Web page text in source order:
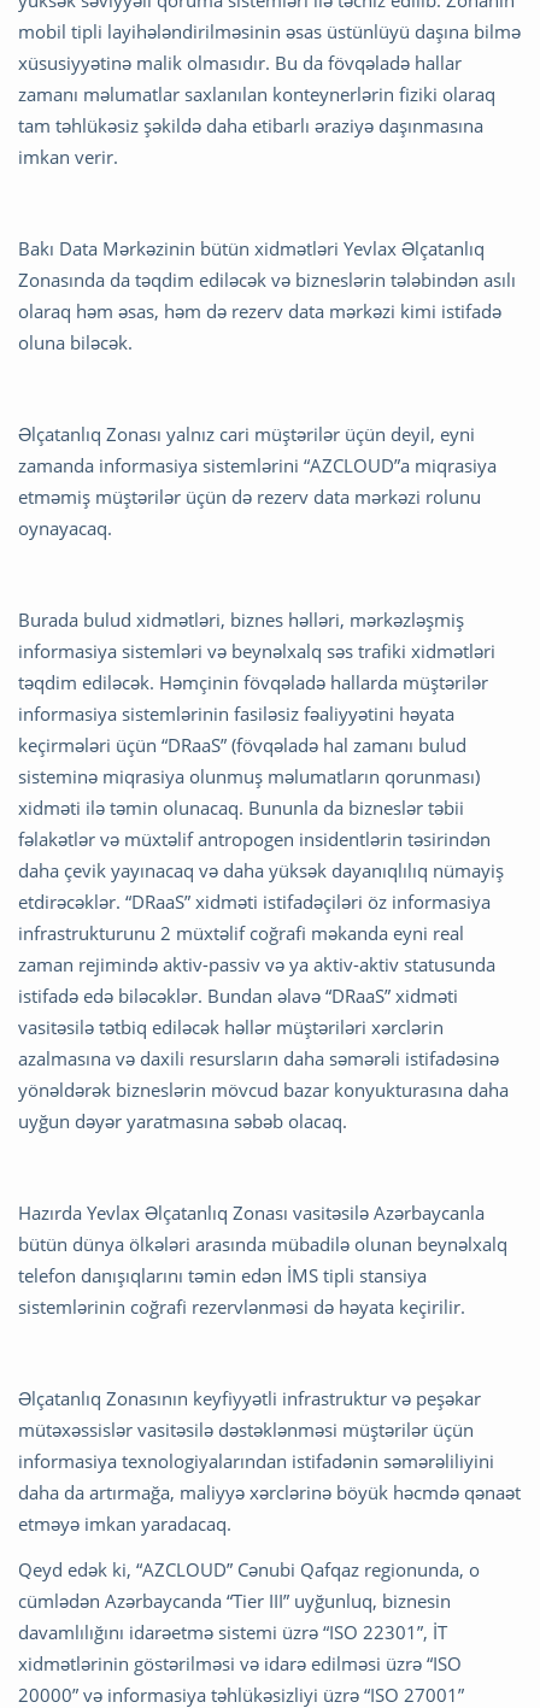
mobil tipli layihələndirilməsinin əsas üstünlüyü daşına bilmə
xüsusiyyətinə malik olmasıdır. Bu da fövqəladə hallar
zamanı məlumatlar saxlanılan konteynerlərin fiziki olaraq
tam təhlükəsiz şəkildə daha etibarlı əraziyə daşınmasına
imkan verir.
Bakı Data Mərkəzinin bütün xidmətləri Yevlax Əlçatanlıq
Zonasında da təqdim ediləcək və bizneslərin tələbindən asılı
olaraq həm əsas, həm də rezerv data mərkəzi kimi istifadə
oluna biləcək.
Əlçatanlıq Zonası yalnız cari müştərilər üçün deyil, eyni
zamanda informasiya sistemlərini “AZCLOUD”a miqrasiya
etməmiş müştərilər üçün də rezerv data mərkəzi rolunu
oynayacaq.
Burada bulud xidmətləri, biznes həlləri, mərkəzləşmiş
informasiya sistemləri və beynəlxalq səs trafiki xidmətləri
təqdim ediləcək. Həmçinin fövqəladə hallarda müştərilər
informasiya sistemlərinin fasiləsiz fəaliyyətini həyata
keçirmələri üçün “DRaaS” (fövqəladə hal zamanı bulud
sisteminə miqrasiya olunmuş məlumatların qorunması)
xidməti ilə təmin olunacaq. Bununla da bizneslər təbii
fəlakətlər və müxtəlif antropogen insidentlərin təsirindən
daha çevik yayınacaq və daha yüksək dayanıqlılıq nümayiş
etdirəcəklər. “DRaaS” xidməti istifadəçiləri öz informasiya
infrastrukturunu 2 müxtəlif coğrafi məkanda eyni real
zaman rejimində aktiv-passiv və ya aktiv-aktiv statusunda
istifadə edə biləcəklər. Bundan əlavə “DRaaS” xidməti
vasitəsilə tətbiq ediləcək həllər müştəriləri xərclərin
azalmasına və daxili resursların daha səmərəli istifadəsinə
yönəldərək bizneslərin mövcud bazar konyukturasına daha
uyğun dəyər yaratmasına səbəb olacaq.
Hazırda Yevlax Əlçatanlıq Zonası vasitəsilə Azərbaycanla
bütün dünya ölkələri arasında mübadilə olunan beynəlxalq
telefon danışıqlarını təmin edən İMS tipli stansiya
sistemlərinin coğrafi rezervlənməsi də həyata keçirilir.
Əlçatanlıq Zonasının keyfiyyətli infrastruktur və peşəkar
mütəxəssislər vasitəsilə dəstəklənməsi müştərilər üçün
informasiya texnologiyalarından istifadənin səmərəliliyini
daha da artırmağa, maliyyə xərclərinə böyük həcmdə qənaət
etməyə imkan yaradacaq.
Qeyd edək ki, “AZCLOUD” Cənubi Qafqaz regionunda, o
cümlədən Azərbaycanda “Tier III” uyğunluq, biznesin
davamlılığını idarəetmə sistemi üzrə “ISO 22301”, İT
xidmətlərinin göstərilməsi və idarə edilməsi üzrə “ISO
20000” və informasiya təhlükəsizliyi üzrə “ISO 27001”